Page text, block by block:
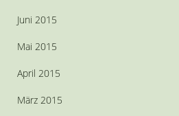
Juni 2015
Mai 2015
April 2015
März 2015